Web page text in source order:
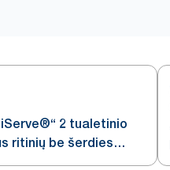
2 tualetinio
ritinių be šerdies